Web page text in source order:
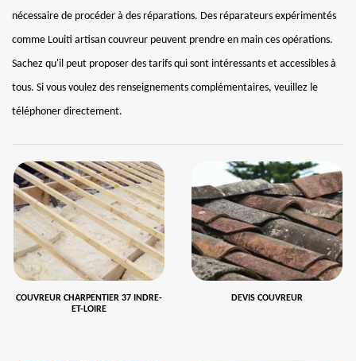
nécessaire de procéder à des réparations. Des réparateurs expérimentés
comme Louiti artisan couvreur peuvent prendre en main ces opérations.
Sachez qu'il peut proposer des tarifs qui sont intéressants et accessibles à
tous. Si vous voulez des renseignements complémentaires, veuillez le
téléphoner directement.
COUVREUR CHARPENTIER 37 INDRE-
ET-LOIRE
DEVIS COUVREUR